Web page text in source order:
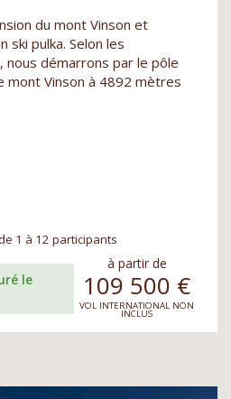
du mont Vinson et
ski pulka. Selon les
démarrons par le pôle
mont Vinson à 4892 mètres
1 à 12 participants
le
à partir de
109 500 €
VOL INTERNATIONAL NON
INCLUS